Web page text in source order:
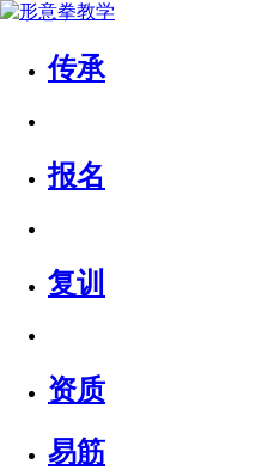
传承
报名
复训
资质
易筋